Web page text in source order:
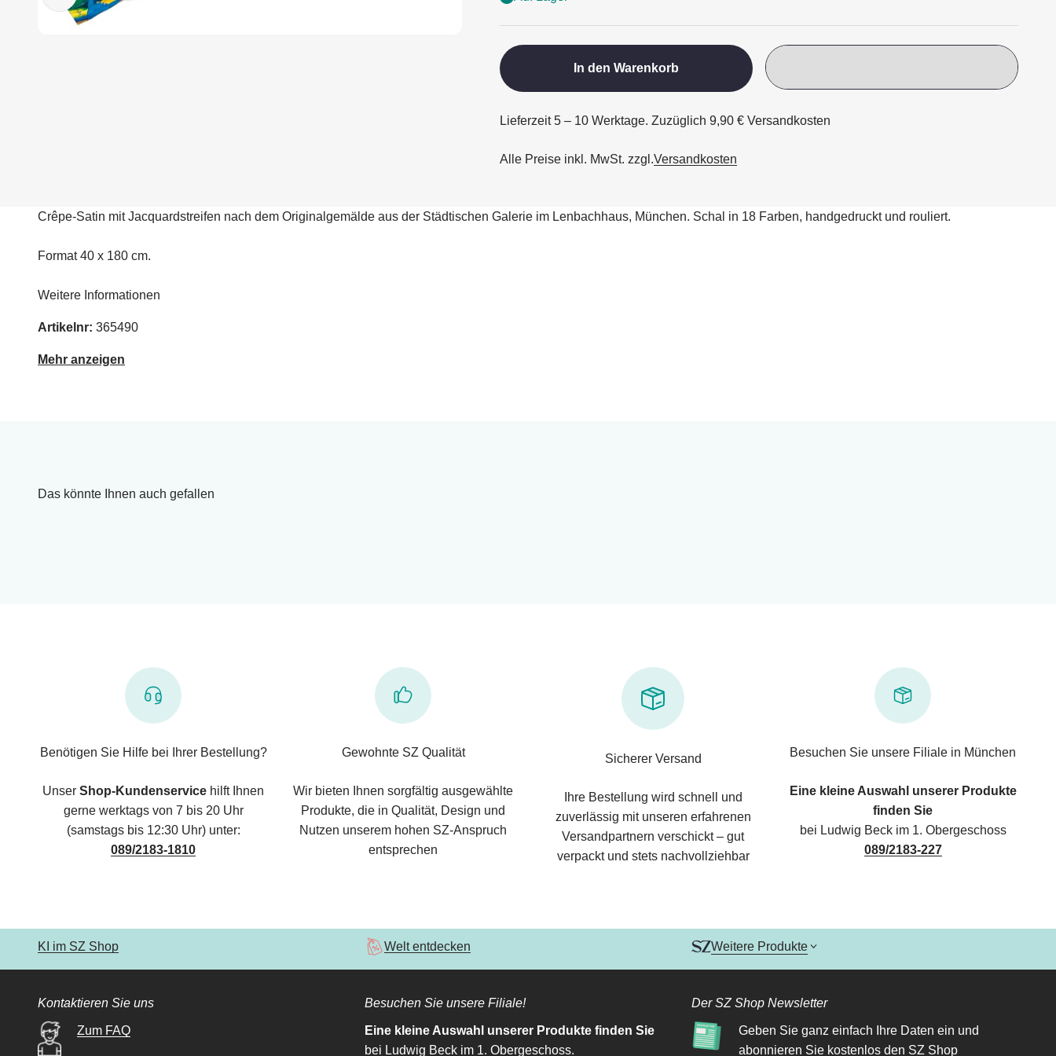
In den Warenkorb
Lieferzeit 5 – 10 Werktage. Zuzüglich 9,90 € Versandkosten
Alle Preise inkl. MwSt. zzgl.Versandkosten
Crêpe-Satin mit Jacquardstreifen nach dem Originalgemälde aus der Städtischen Galerie im Lenbachhaus, München. Schal in 18 Farben, handgedruckt und rouliert.
Format 40 x 180 cm.
Weitere Informationen
Artikelnr: 365490
Mehr anzeigen
Das könnte Ihnen auch gefallen
Benötigen Sie Hilfe bei Ihrer Bestellung?
Unser Shop-Kundenservice hilft Ihnen
gerne werktags von 7 bis 20 Uhr
(samstags bis 12:30 Uhr) unter:
089/2183-1810
Gewohnte SZ Qualität
Wir bieten Ihnen sorgfältig ausgewählte
Produkte, die in Qualität, Design und
Nutzen unserem hohen SZ-Anspruch
entsprechen
Sicherer Versand
Ihre Bestellung wird schnell und
zuverlässig mit unseren erfahrenen
Versandpartnern verschickt – gut
verpackt und stets nachvollziehbar
Besuchen Sie unsere Filiale in München
Eine kleine Auswahl unserer Produkte
finden Sie
bei Ludwig Beck im 1. Obergeschoss
089/2183-227
KI im SZ Shop Welt entdecken Weitere Produkte
Kontaktieren Sie uns
Zum FAQ
Besuchen Sie unsere Filiale!
Eine kleine Auswahl unserer Produkte finden Sie
bei Ludwig Beck im 1. Obergeschoss.
Der SZ Shop Newsletter
Geben Sie ganz einfach Ihre Daten ein und
abonnieren Sie kostenlos den SZ Shop